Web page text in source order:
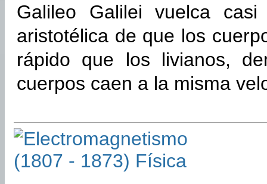
Galileo Galilei vuelca
aristotélica de que los
rápido que los livianos,
cuerpos caen a la misma